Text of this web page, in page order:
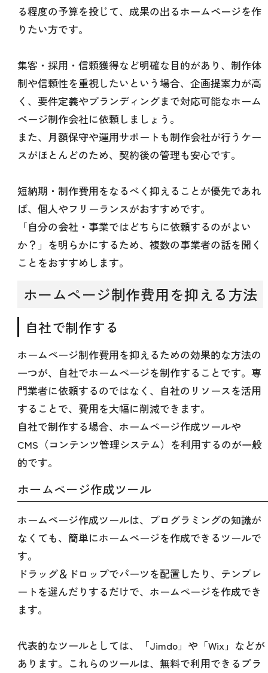
る程度の予算を投じて、成果の出るホームページを作
りたい方です。
集客・採用・信頼獲得など明確な目的があり、制作体
制や信頼性を重視したいという場合、企画提案力が高
く、要件定義やブランディングまで対応可能なホーム
ページ制作会社に依頼しましょう。
また、月額保守や運用サポートも制作会社が行うケー
スがほとんどのため、契約後の管理も安心です。
短納期・制作費用をなるべく抑えることが優先であれ
ば、個人やフリーランスがおすすめです。
「自分の会社・事業ではどちらに依頼するのがよい
か？」を明らかにするため、複数の事業者の話を聞く
ことをおすすめします。
ホームページ制作費用を抑える方法
自社で制作する
ホームページ制作費用を抑えるための効果的な方法の
一つが、自社でホームページを制作することです。専
門業者に依頼するのではなく、自社のリソースを活用
することで、費用を大幅に削減できます。
自社で制作する場合、ホームページ作成ツールや
CMS（コンテンツ管理システム）を利用するのが一般
的です。
ホームページ作成ツール
ホームページ作成ツールは、プログラミングの知識が
なくても、簡単にホームページを作成できるツールで
す。
ドラッグ＆ドロップでパーツを配置したり、テンプレ
ートを選んだりするだけで、ホームページを作成でき
ます。
代表的なツールとしては、「Jimdo」や「Wix」などが
あります。これらのツールは、無料で利用できるプラ